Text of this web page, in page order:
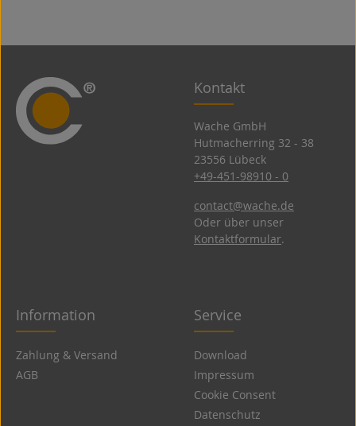
Kontakt
Wache GmbH
Hutmacherring 32 ­- 38
23556 Lübeck
+49-451-98910 - 0
contact@wache.de
Oder über unser
Kontaktformular.
Information
Zahlung & Versand
AGB
Service
Download
Impressum
Cookie Consent
Datenschutz